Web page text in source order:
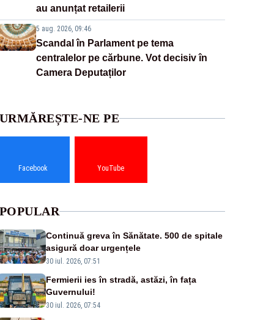
au anunțat retailerii
5 aug. 2026, 09:46
Scandal în Parlament pe tema
centralelor pe cărbune. Vot decisiv în
Camera Deputaților
NE PE
Facebook YouTube
Continuă greva în Sănătate. 500 de spitale
asigură doar urgențele
30 iul. 2026, 07:51
Fermierii ies în stradă, astăzi, în fața
Guvernului!
30 iul. 2026, 07:54